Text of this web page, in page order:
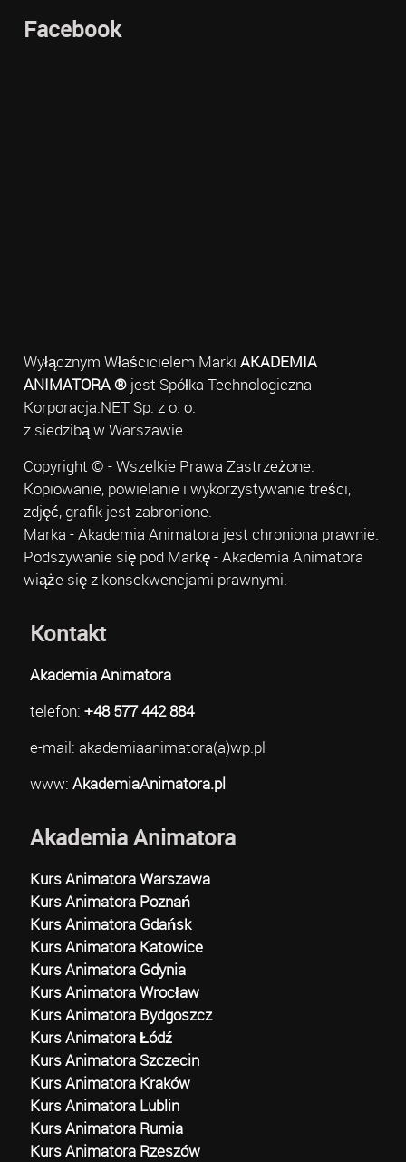
Facebook
Wyłącznym Właścicielem Marki AKADEMIA
ANIMATORA ®jest Spółka Technologiczna
Korporacja.NET Sp. z o. o.
z siedzibą w Warszawie.
Copyright © - Wszelkie Prawa Zastrzeżone.
Kopiowanie, powielanie i wykorzystywanie treści,
zdjęć, grafik jest zabronione.
Marka - Akademia Animatora jest chroniona prawnie.
Podszywanie się pod Markę - Akademia Animatora
wiąże się z konsekwencjami prawnymi.
Kontakt
Akademia Animatora
telefon: +48 577 442 884
e-mail: akademiaanimatora(a)wp.pl
www: AkademiaAnimatora.pl
Akademia Animatora
Kurs Animatora Warszawa
Kurs Animatora Poznań
Kurs Animatora Gdańsk
Kurs Animatora Katowice
Kurs Animatora Gdynia
Kurs Animatora Wrocław
Kurs Animatora Bydgoszcz
Kurs Animatora Łódź
Kurs Animatora Szczecin
Kurs Animatora Kraków
Kurs Animatora Lublin
Kurs Animatora Rumia
Kurs Animatora Rzeszów